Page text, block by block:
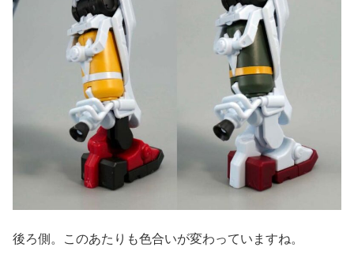
後ろ側。このあたりも色合いが変わっていますね。